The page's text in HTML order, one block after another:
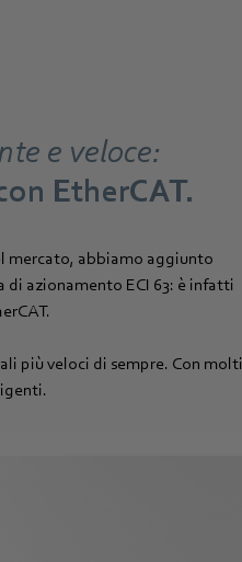
e veloce:
EtherCAT.
mercato, abbiamo aggiunto
azionamento ECI 63: è infatti
più veloci di sempre. Con molti